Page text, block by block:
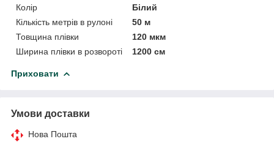
Колір
Білий
Кількість метрів в рулоні
50 м
Товщина плівки
120 мкм
Ширина плівки в розвороті
1200 см
Приховати
Умови доставки
Нова Пошта